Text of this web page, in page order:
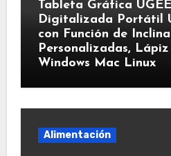
Tableta Gráfica
Digitalizada Portátil
con Función de
Personalizadas,
Windows Mac Linux
Alimentación